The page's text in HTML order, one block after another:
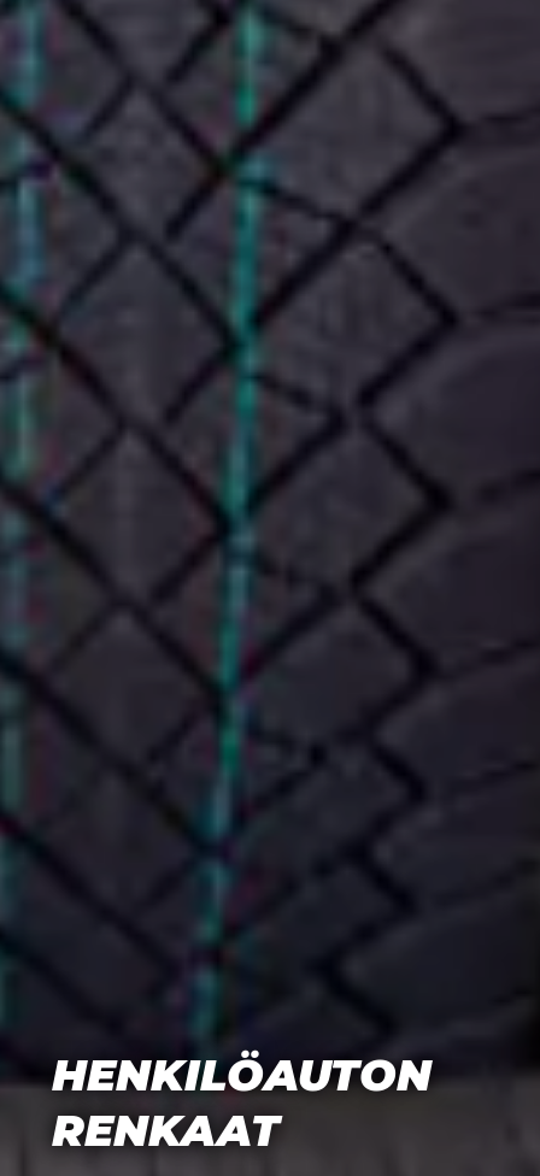
HENKILÖAUTON
RENKAAT